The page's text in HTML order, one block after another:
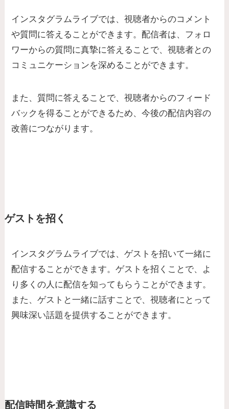
インスタグラムライブでは、視聴者からのコメント
や質問に答えることができます。配信者は、フォロ
ワーからの質問に真摯に答えることで、視聴者との
コミュニケーションを深めることができます。
また、質問に答えることで、視聴者からのフィード
バックを得ることができるため、今後の配信内容の
改善につながります。
ゲストを招く
インスタグラムライブでは、ゲストを招いて一緒に
配信することができます。ゲストを招くことで、よ
り多くの人に配信を知ってもらうことができます。
また、ゲストと一緒に話すことで、視聴者にとって
興味深い話題を提供することができます。
配信時間を意識する